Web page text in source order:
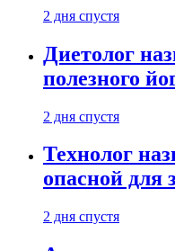
2 дня спустя
Диетолог
полезного
2 дня спустя
Технолог
опасной для
2 дня спустя